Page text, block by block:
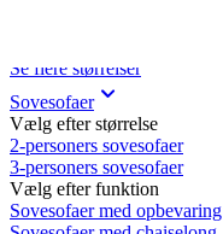
Se flere størrelser
Sovesofaer
Vælg efter størrelse
2-personers sovesofaer
3-personers sovesofaer
Vælg efter funktion
Sovesofaer med opbevaring